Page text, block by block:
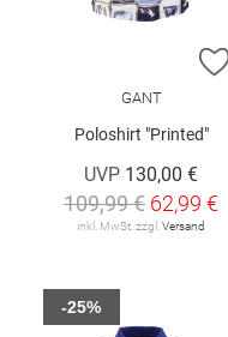
GANT
Poloshirt "Printed"
UVP 130,00 €
109,99 € 62,99 €
inkl. MwSt. zzgl.Versand
-25%